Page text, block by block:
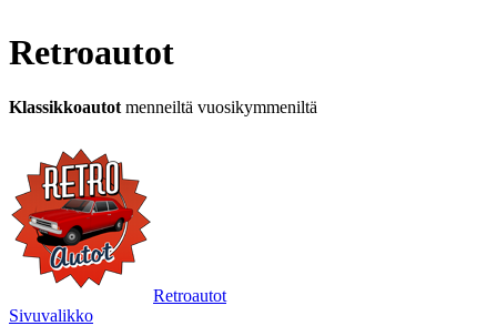
Retroautot
Klassikkoautot menneiltä vuosikymmeniltä
Retroautot
Sivuvalikko